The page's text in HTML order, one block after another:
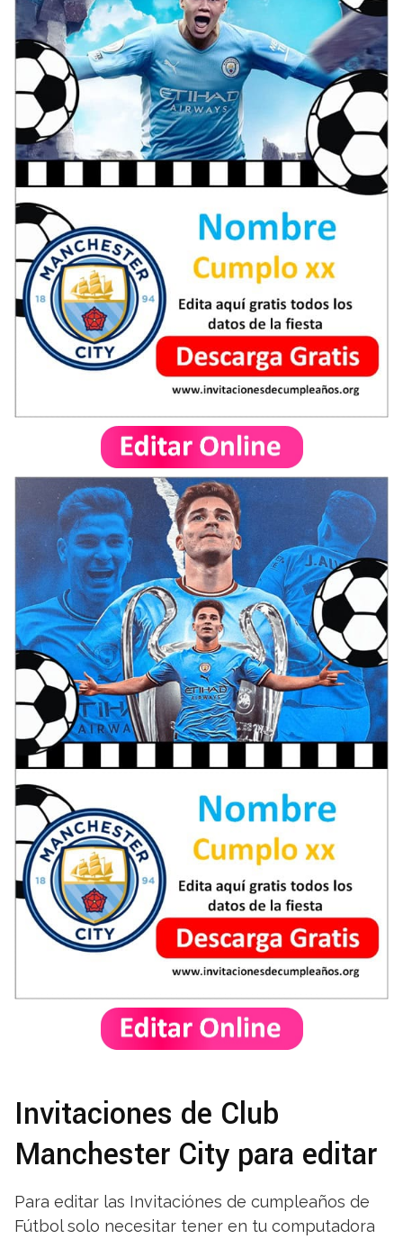
Invitaciones de Club
Manchester City para editar
Para editar las Invitaciónes de cumpleaños de
Fútbol solo necesitar tener en tu computadora